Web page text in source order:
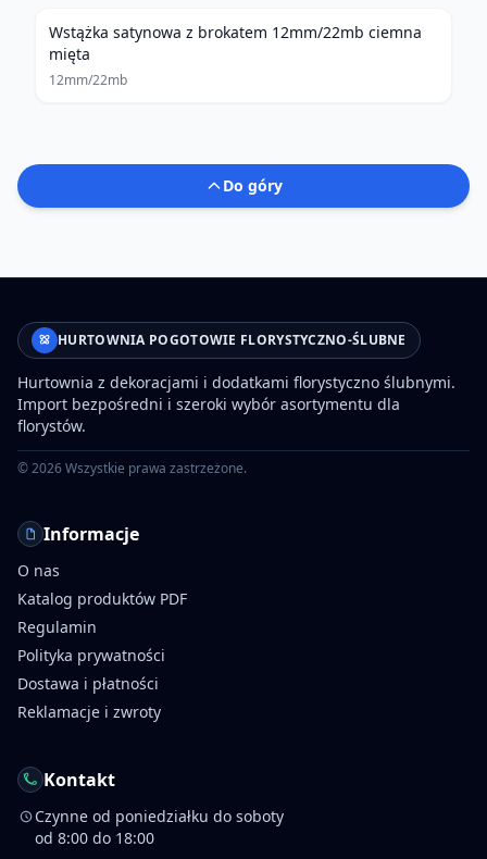
Wstążka satynowa z brokatem 12mm/22mb ciemna
mięta
12mm/22mb
Do góry
HURTOWNIA POGOTOWIE FLORYSTYCZNO-ŚLUBNE
Hurtownia z dekoracjami i dodatkami florystyczno ślubnymi.
Import bezpośredni i szeroki wybór asortymentu dla
florystów.
©2026Wszystkie prawa zastrzeżone.
Informacje
O nas
Katalog produktów PDF
Regulamin
Polityka prywatności
Dostawa i płatności
Reklamacje i zwroty
Kontakt
Czynne od poniedziałku do soboty
od 8:00 do 18:00